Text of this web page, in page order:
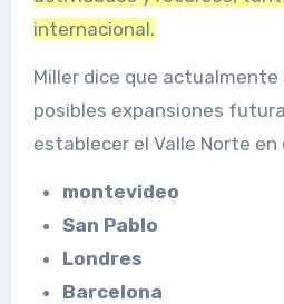
internacional.
Miller dice que
posibles expansiones
establecer el Valle Norte en
montevideo
San Pablo
Londres
Barcelona